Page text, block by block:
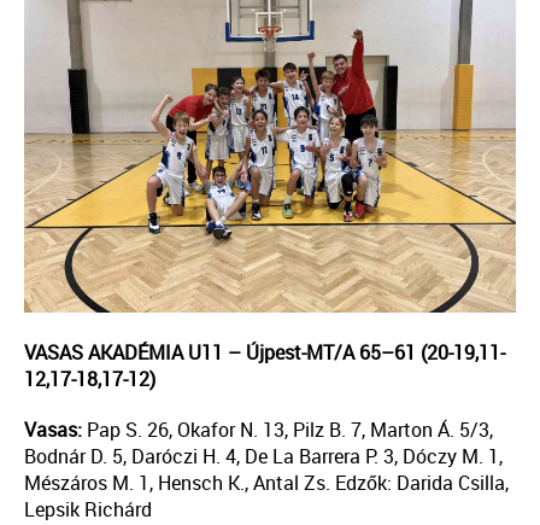
VASAS AKADÉMIAU11 – Újpest-MT/A 65–61 (20-19,11-
12,17-18,17-12)
Vasas: Pap S. 26,OkaforN. 13, Pilz B. 7, Marton Á. 5/3,
Bodnár D. 5, Daróczi H. 4, De La Barrera P. 3, Dóczy M. 1,
Mészáros M. 1, Hensch K.,Antal Zs. Edzők: Darida Csilla,
Lepsik Richárd